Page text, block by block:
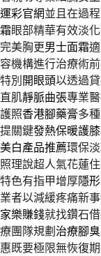
彩官網並且在過
眼部精華有效淡
美胸更男士面霜
機構進行治療術
別開眼頭以透過
肌靜脈曲張專業
照香港腳藥膏多
關鍵發熱保暖護膝
美白產品推薦環保
照理說超人氣花蓮
色有指甲增厚隱
者以減緩疼痛新
樂賺錢就找鑽石
團隊規劃治療腳
既要極限無恢復期